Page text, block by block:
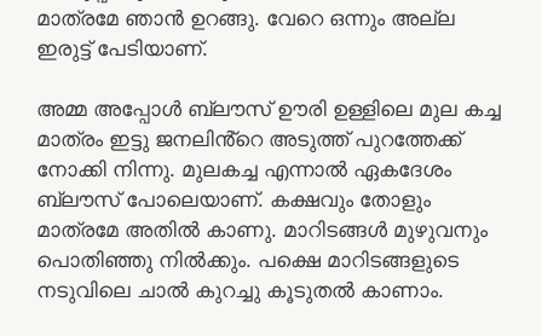
മാത്രമേ ഞാൻ ഉറങ്ങു. വേറെ ഒന്നും അല്ല
ഇരുട്ട് പേടിയാണ്.
അമ്മ അപ്പോൾ ബ്ലൗസ് ഊരി ഉള്ളിലെ മുല കച്ച
മാത്രം ഇട്ടു ജനലിൻ്റെ അടുത്ത് പുറത്തേക്ക്
നോക്കി നിന്നു. മുലകച്ച എന്നാൽ ഏകദേശം
ബ്ലൗസ് പോലെയാണ്. കക്ഷവും തോളും
മാത്രമേ അതിൽ കാണു. മാറിടങ്ങൾ മുഴുവനും
പൊതിഞ്ഞു നിൽക്കും. പക്ഷെ മാറിടങ്ങളുടെ
നടുവിലെ ചാൽ കുറച്ചു കൂടുതൽ കാണാം.